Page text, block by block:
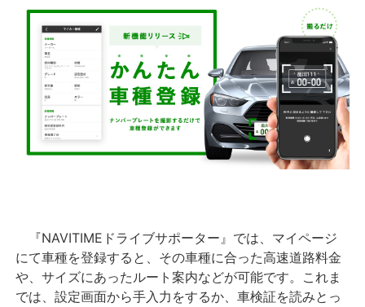
『NAVITIME ドライブサポーター』では、マイページ
にて車種を登録すると、その車種に合った高速道路料金
や、サイズにあったルート案内などが可能です。これま
では、設定画面から手入力をするか、車検証を読みとっ